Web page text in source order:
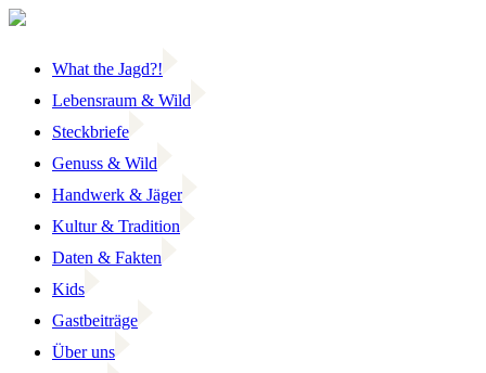
Zum
What the Jagd?!
Lebensraum & Wild
Steckbriefe
Genuss & Wild
Handwerk & Jäger
Kultur & Tradition
Daten & Fakten
Kids
Gastbeiträge
Über uns